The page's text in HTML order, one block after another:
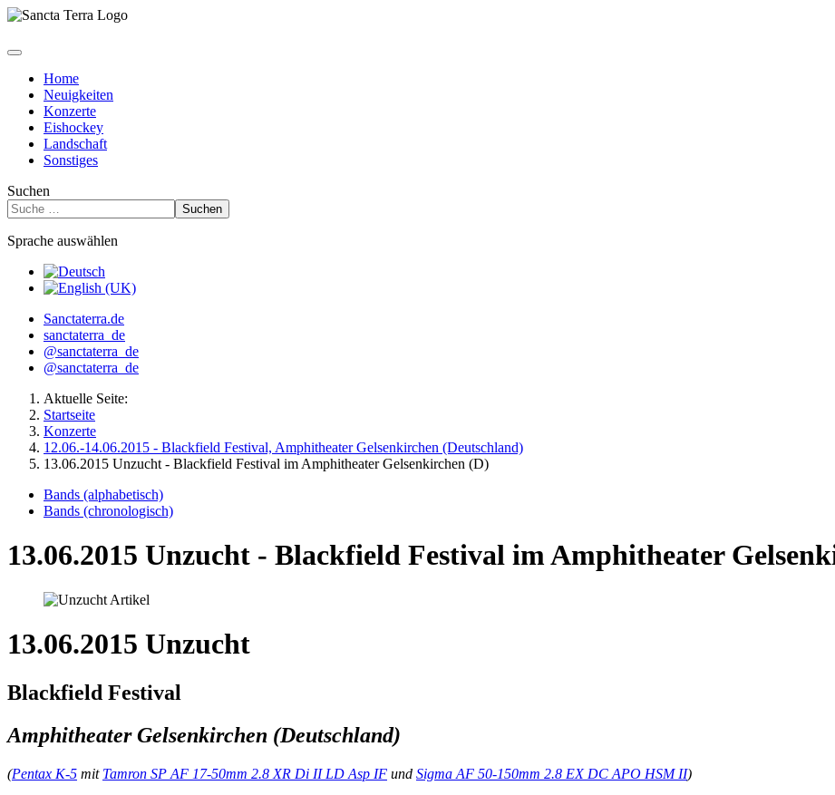
Home
Neuigkeiten
Konzerte
Eishockey
Landschaft
Sonstiges
Suchen
Suchen
Sprache auswählen
Sanctaterra.de
sanctaterra_de
@sanctaterra_de
@sanctaterra_de
Aktuelle Seite:
Startseite
Konzerte
12.06.-14.06.2015 - Blackfield Festival, Amphitheater Gelsenkirchen (Deutschland)
13.06.2015 Unzucht - Blackfield Festival im Amphitheater Gelsenkirchen (D)
Bands (alphabetisch)
Bands (chronologisch)
13.06.2015 Unzucht - Blackfield Festival im Amphitheater
13.06.2015 Unzucht
Blackfield Festival
Amphitheater Gelsenkirchen (Deutschland)
(Pentax K-5 mit Tamron SP AF 17-50mm 2.8 XR Di II LD Asp IF und Sigma AF 50-150mm 2.8 EX DC APO HSM II)